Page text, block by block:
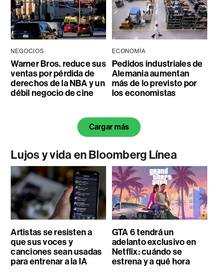
NEGOCIOS
Warner Bros. reduce sus
ventas por pérdida de
derechos de la NBA y un
débil negocio de cine
ECONOMÍA
Pedidos industriales de
Alemania aumentan
más de lo previsto por
los economistas
Cargar más
Lujos y vida en Bloomberg Línea
Artistas se resisten a
que sus voces y
canciones sean usadas
para entrenar a la IA
GTA 6 tendrá un
adelanto exclusivo en
Netflix: cuándo se
estrena y a qué hora